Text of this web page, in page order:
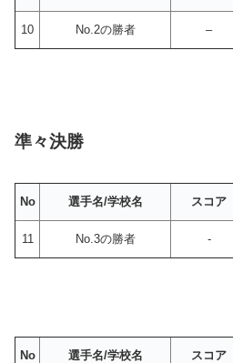
10 No.2の勝者 –
準々決勝
No 選手名/学校名 スコア
11 No.3の勝者 -
No 選手名/学校名 スコア